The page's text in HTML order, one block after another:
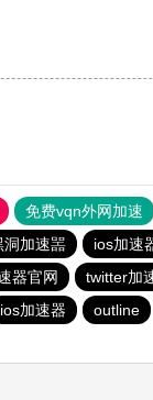
免费vqn外网加速
洞加速噐 ios加速
器官网 twitter加
ios加速器 outline